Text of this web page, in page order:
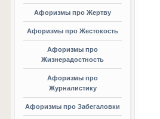
Афоризмы про Жертву
Афоризмы про Жестокость
Афоризмы про
Жизнерадостность
Афоризмы про
Журналистику
Афоризмы про Забегаловки